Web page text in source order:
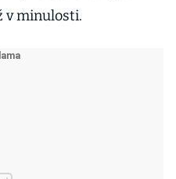
v minulosti.